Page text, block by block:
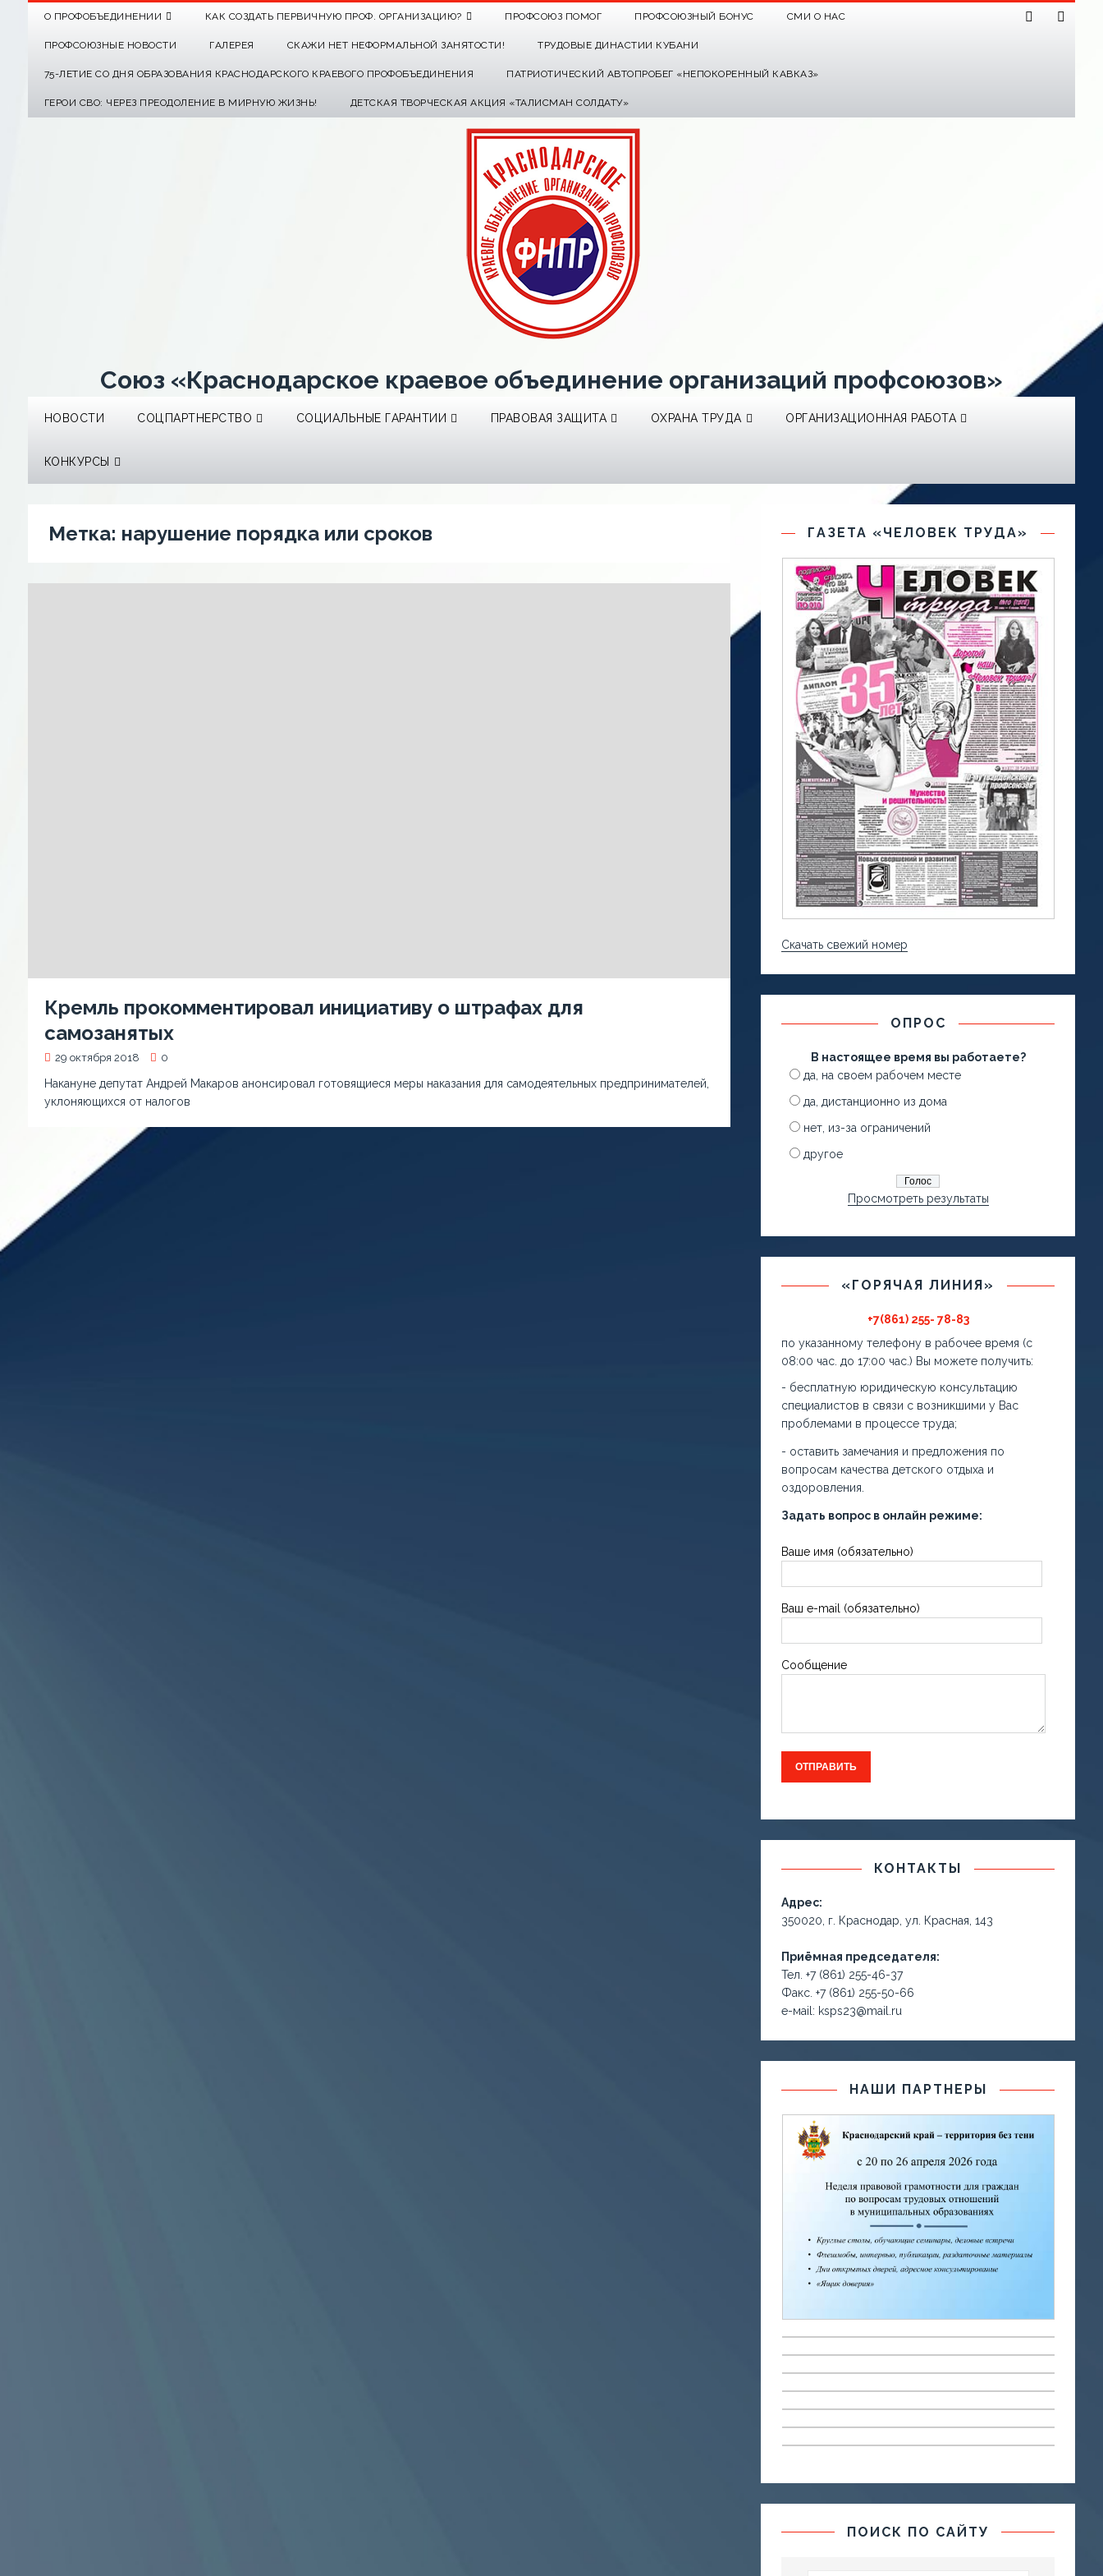
О ПРОФОБЪЕДИНЕНИИ КАК СОЗДАТЬ ПЕРВИЧНУЮ ПРОФ. ОРГАНИЗАЦИЮ? ПРОФСОЮЗ ПОМОГ ПРОФСОЮЗНЫЙ БОНУС СМИ О НАС
ПРОФСОЮЗНЫЕ НОВОСТИ ГАЛЕРЕЯ СКАЖИ НЕТ НЕФОРМАЛЬНОЙ ЗАНЯТОСТИ! ТРУДОВЫЕ ДИНАСТИИ КУБАНИ
75-ЛЕТИЕ СО ДНЯ ОБРАЗОВАНИЯ КРАСНОДАРСКОГО КРАЕВОГО ПРОФОБЪЕДИНЕНИЯ ПАТРИОТИЧЕСКИЙ АВТОПРОБЕГ «НЕПОКОРЕННЫЙ КАВКАЗ»
ГЕРОИ СВО: ЧЕРЕЗ ПРЕОДОЛЕНИЕ В МИРНУЮ ЖИЗНЬ! ДЕТСКАЯ ТВОРЧЕСКАЯ АКЦИЯ «ТАЛИСМАН СОЛДАТУ»
Союз «Краснодарское краевое объединение организаций профсоюзов»
НОВОСТИ СОЦПАРТНЕРСТВО СОЦИАЛЬНЫЕ ГАРАНТИИ ПРАВОВАЯ ЗАЩИТА ОХРАНА ТРУДА ОРГАНИЗАЦИОННАЯ РАБОТА
КОНКУРСЫ
Метка: нарушение порядка или сроков
Кремль прокомментировал инициативу о штрафах для
самозанятых
29 октября 2018 0
Накануне депутат Андрей Макаров анонсировал готовящиеся меры наказания для самодеятельных предпринимателей,
уклоняющихся от налогов
ГАЗЕТА «ЧЕЛОВЕК ТРУДА»
Скачать свежий номер
ОПРОС
В настоящее время вы работаете?
да, на своем рабочем месте
да, дистанционно из дома
нет, из-за ограничений
другое
Просмотреть результаты
«ГОРЯЧАЯ ЛИНИЯ»
+7(861) 255- 78-83
по указанному телефону в рабочее время (с
08:00 час. до 17:00 час.) Вы можете получить:
- бесплатную юридическую консультацию
специалистов в связи с возникшими у Вас
проблемами в процессе труда;
- оставить замечания и предложения по
вопросам качества детского отдыха и
оздоровления.
Задать вопрос в онлайн режиме:
Ваше имя (обязательно)
Ваш e-mail (обязательно)
Сообщение
КОНТАКТЫ
Адрес:
350020, г. Краснодар, ул. Красная, 143
Приёмная председателя:
Тел. +7 (861) 255-46-37
Факс. +7 (861) 255-50-66
е-маil: ksps23@mail.ru
НАШИ ПАРТНЕРЫ
ПОИСК ПО САЙТУ